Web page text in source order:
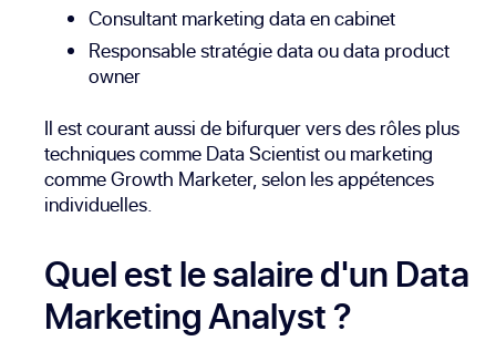
Consultant marketing data en cabinet
Responsable stratégie data ou data product
owner
Il est courant aussi de bifurquer vers des rôles plus
techniques comme Data Scientistou marketing
commeGrowth Marketer, selon les appétences
individuelles.
Quel est le salaire d'un Data
Marketing Analyst ?